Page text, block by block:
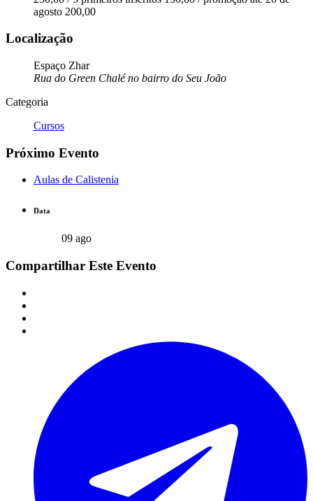
agosto 200,00
Localização
Espaço Zhar
Rua do Green Chalé no bairro do Seu João
Categoria
Cursos
Próximo Evento
Aulas de Calistenia
Data
09 ago
Compartilhar Este Evento